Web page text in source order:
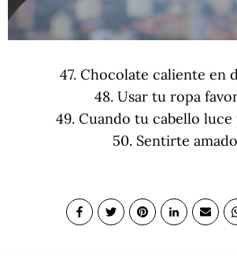
47. Chocolate caliente en
48. Usar tu ropa
49. Cuando tu cabello
50. Sentirte